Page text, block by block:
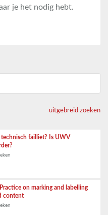
je het nodig hebt.
uitgebreid zoeken
technisch failliet? Is UWV
on marking and labelling
content